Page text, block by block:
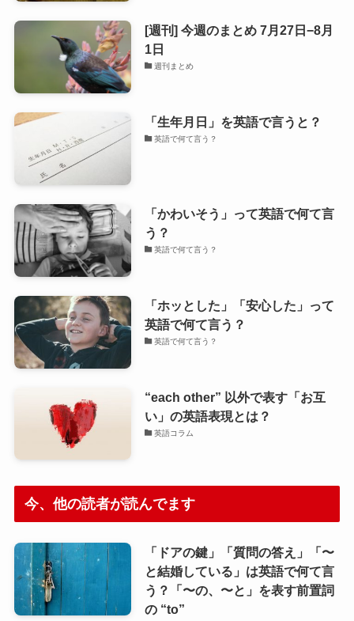
[週刊] 今週のまとめ 7月27日−8月
1日
週刊まとめ
「生年月日」を英語で言うと？
英語で何て言う？
「かわいそう」って英語で何て言
う？
英語で何て言う？
「ホッとした」「安心した」って
英語で何て言う？
英語で何て言う？
“each other” 以外で表す「お互
い」の英語表現とは？
英語コラム
今、他の読者が読んでます
「ドアの鍵」「質問の答え」「〜
と結婚している」は英語で何て言
う？「〜の、〜と」を表す前置詞
の “to”